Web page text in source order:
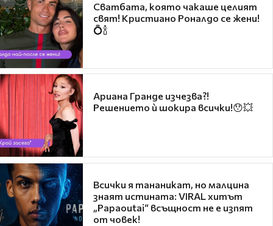
Сватбата, която чакаше целият
свят! Кристиано Роналдо се жени!
💍🍾
Ариана Гранде изчезва?!
Решението ѝ шокира всички!😯💥
Всички я тананикат, но малцина
знаят истината: VIRAL хитът
„Papaoutai“ всъщност не е изпят
от човек!